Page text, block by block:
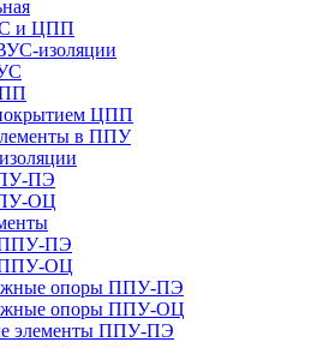
и ЦПП
изоляции
ЦПП
в ППУ
ПЭ
ОЦ
ПЭ
ППУ-ОЦ
опоры ППУ-ПЭ
опоры ППУ-ОЦ
элементы ППУ-ПЭ